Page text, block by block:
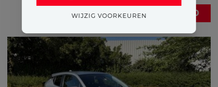
€ 47.900
WIJZIG VOORKEUREN